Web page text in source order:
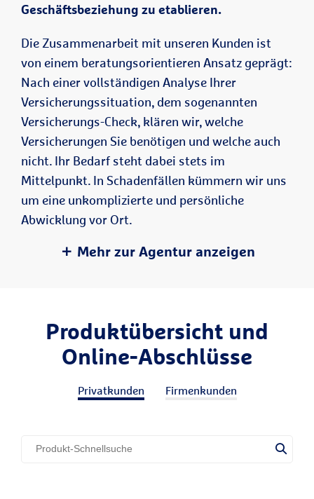
Geschäftsbeziehung zu etablieren.
Die Zusammenarbeit mit unseren Kunden ist
von einem beratungsorientieren Ansatz geprägt:
Nach einer vollständigen Analyse Ihrer
Versicherungssituation, dem sogenannten
Versicherungs-Check, klären wir, welche
Versicherungen Sie benötigen und welche auch
nicht. Ihr Bedarf steht dabei stets im
Mittelpunkt. In Schadenfällen kümmern wir uns
um eine unkomplizierte und persönliche
Abwicklung vor Ort.
Mehr zur Agentur anzeigen
Produktübersicht und
Online-Abschlüsse
Privatkunden Firmenkunden